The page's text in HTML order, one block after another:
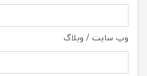
وب سایت / وبلاگ